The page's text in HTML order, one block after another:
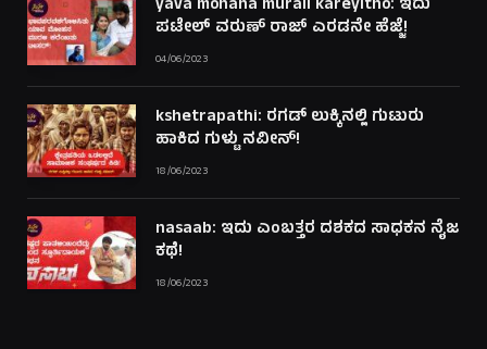
yava mohana murali kareyitho: ಇದು
ಪಟೇಲ್ ವರುಣ್ ರಾಜ್ ಎರಡನೇ ಹೆಜ್ಜೆ!
04/06/2023
kshetrapathi: ರಗಡ್ ಲುಕ್ಕಿನಲ್ಲಿ ಗುಟುರು
ಹಾಕಿದ ಗುಳ್ಟು ನವೀನ್!
18/06/2023
nasaab: ಇದು ಎಂಬತ್ತರ ದಶಕದ ಸಾಧಕನ ನೈಜ
ಕಥೆ!
18/06/2023